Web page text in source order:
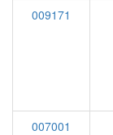
009171
007001